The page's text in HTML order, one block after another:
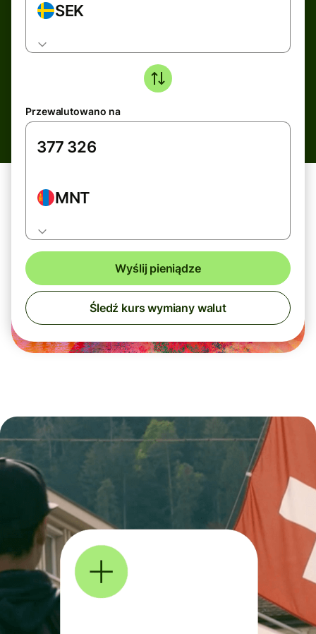
SEK
Przewalutowano na
MNT
Wyślij pieniądze
Śledź kurs wymiany walut